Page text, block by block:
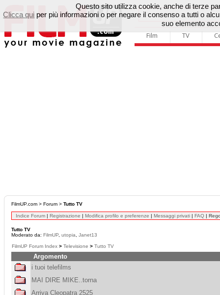
Film TV
FilmUP.com > Forum > Tutto TV
Indice Forum | Registrazione | Modifica profilo e preferenze | Messaggi privati | FAQ |
Tutto TV
Moderato da: FilmUP utopia Janet13
FilmUP Forum Index > Televisione > Tutto TV
Argomento
i tuoi telefilms
MAI DIRE MIKE..torna
Arriva Cleopatra 2525
Questo sito utilizza cookie, anche di terze
Clicca qui per più informazioni o per negare il consenso a tutti o
suo elemento